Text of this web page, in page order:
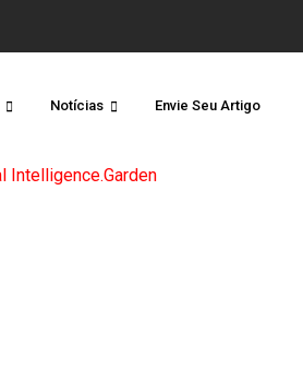
Notícias Envie Seu Artigo